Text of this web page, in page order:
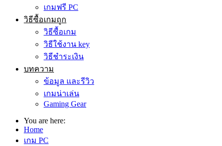
เกมฟรี PC
วิธีซื้อเกมถูก
วิธีซื้อเกม
วิธีใช้งาน key
วิธีชำระเงิน
บทความ
ข้อมูล และรีวิว
เกมน่าเล่น
Gaming Gear
You are here:
Home
เกม PC